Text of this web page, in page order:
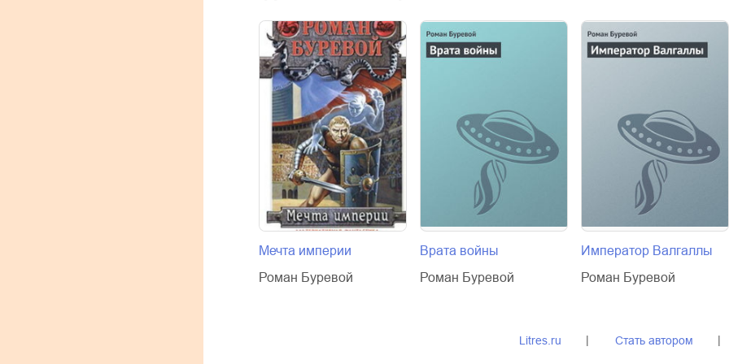
Мечта империи
Роман Буревой
Врата войны
Роман Буревой
Император Валгаллы
Роман Буревой
Litres.ru Стать автором